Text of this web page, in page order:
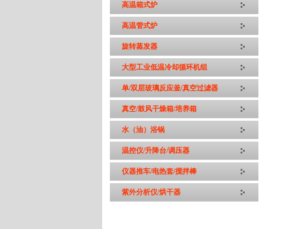
高温箱式炉
高温管式炉
旋转蒸发器
大型工业低温冷却循环机组
单/双层玻璃反应釜/真空过滤器
真空/鼓风干燥箱/培养箱
水（油）浴锅
温控仪/升降台/调压器
仪器推车/电热套/搅拌棒
紫外分析仪/烘干器